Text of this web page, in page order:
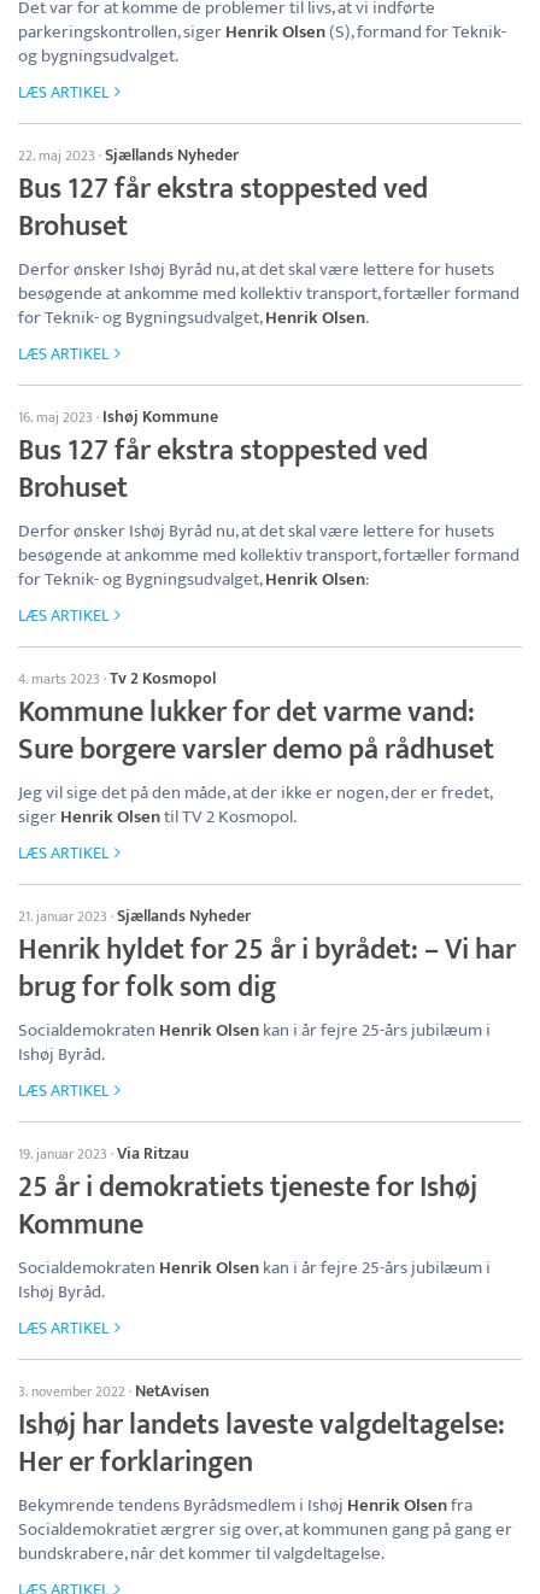
Det var for at komme de problemer til livs, at vi indførte
parkeringskontrollen, sigerHenrik Olsen(S), formand for Teknik-
og bygningsudvalget.
LÆS ARTIKEL
22. maj 2023 ·Sjællands Nyheder
Bus 127 får ekstra stoppested ved
Brohuset
Derfor ønsker Ishøj Byråd nu, at det skal være lettere for husets
besøgende at ankomme med kollektiv transport, fortæller formand
for Teknik- og Bygningsudvalget,Henrik Olsen.
LÆS ARTIKEL
16. maj 2023 · Ishøj Kommune
Bus 127 får ekstra stoppested ved
Brohuset
Derfor ønsker Ishøj Byråd nu, at det skal være lettere for husets
besøgende at ankomme med kollektiv transport, fortæller formand
for Teknik- og Bygningsudvalget,Henrik Olsen:
LÆS ARTIKEL
4. marts 2023 ·Tv 2 Kosmopol
Kommune lukker for det varme vand:
Sure borgere varsler demo på rådhuset
Jeg vil sige det på den måde, at der ikke er nogen, der er fredet,
sigerHenrik Olsentil TV 2 Kosmopol.
LÆS ARTIKEL
21. januar 2023 ·Sjællands Nyheder
Henrik hyldet for 25 år i byrådet: – Vi har
brug for folk som dig
Socialdemokraten Henrik Olsenkan i år fejre 25-års jubilæum i
Ishøj Byråd.
LÆS ARTIKEL
19. januar 2023 ·Via Ritzau
25 år i demokratiets tjeneste for Ishøj
Kommune
Socialdemokraten Henrik Olsenkan i år fejre 25-års jubilæum i
Ishøj Byråd.
LÆS ARTIKEL
3. november 2022· NetAvisen
Ishøj har landets laveste valgdeltagelse:
Her er forklaringen
Bekymrende tendens Byrådsmedlem i Ishøj Henrik Olsenfra
Socialdemokratiet ærgrer sig over, at kommunen gang på gang er
bundskrabere, når det kommer til valgdeltagelse.